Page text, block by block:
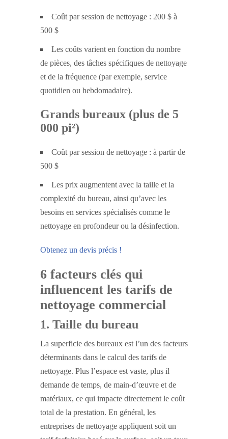
Coût par session de nettoyage : 200 $ à
500 $
Les coûts varient en fonction du nombre
de pièces, des tâches spécifiques de nettoyage
et de la fréquence (par exemple, service
quotidien ou hebdomadaire).
Grands bureaux (plus de 5
000 pi²)
Coût par session de nettoyage : à partir de
500 $
Les prix augmentent avec la taille et la
complexité du bureau, ainsi qu’avec les
besoins en services spécialisés comme le
nettoyage en profondeur ou la désinfection.
Obtenez un devis précis !
6 facteurs clés qui
influencent les tarifs de
nettoyage commercial
1. Taille du bureau
La superficie des bureaux est l’un des facteurs
déterminants dans le calcul des tarifs de
nettoyage. Plus l’espace est vaste, plus il
demande de temps, de main-d’œuvre et de
matériaux, ce qui impacte directement le coût
total de la prestation. En général, les
entreprises de nettoyage appliquent soit un